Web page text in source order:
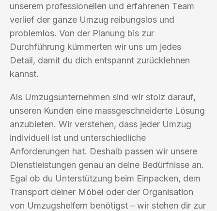
unserem professionellen und erfahrenen Team
verlief der ganze Umzug reibungslos und
problemlos. Von der Planung bis zur
Durchführung kümmerten wir uns um jedes
Detail, damit du dich entspannt zurücklehnen
kannst.
Als Umzugsunternehmen sind wir stolz darauf,
unseren Kunden eine massgeschneiderte Lösung
anzubieten. Wir verstehen, dass jeder Umzug
individuell ist und unterschiedliche
Anforderungen hat. Deshalb passen wir unsere
Dienstleistungen genau an deine Bedürfnisse an.
Egal ob du Unterstützung beim Einpacken, dem
Transport deiner Möbel oder der Organisation
von Umzugshelfern benötigst – wir stehen dir zur